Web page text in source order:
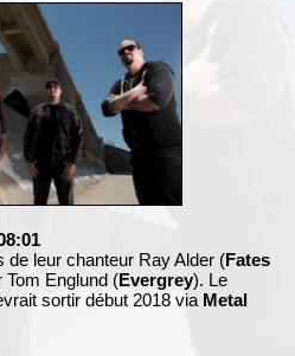
leur chanteur Ray Alder (Fates
Englund (Evergrey). Le
sortir début 2018 via Metal